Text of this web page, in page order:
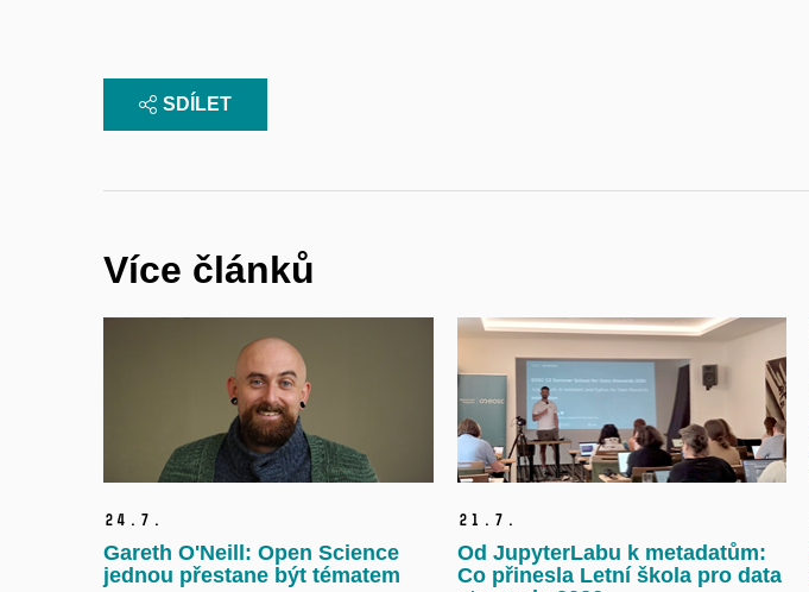
SDÍLET
Více článků
24. 7.
Gareth O'Neill: Open Science
jednou přestane být tématem
21. 7.
Od JupyterLabu k metadatům:
Co přinesla Letní škola pro data